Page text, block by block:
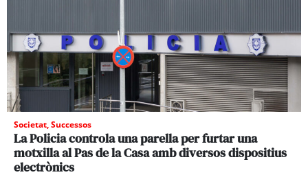
Societat,Successos
La Policia controla una parella per furtar una
motxilla al Pas de la Casa amb diversos dispositius
electrònics